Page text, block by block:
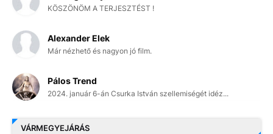
KÖSZÖNÖM A TERJESZTÉST !
Alexander Elek
Már nézhető és nagyon jó film.
Pálos Trend
2024. január 6-án Csurka István szellemiségét idéz...
VÁRMEGYEJÁRÁS